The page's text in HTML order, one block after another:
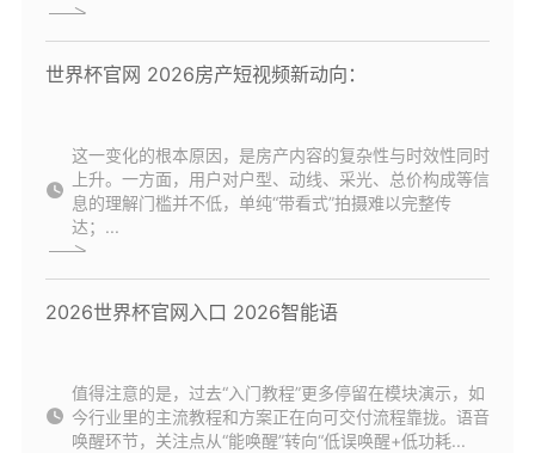
世界杯官网 2026房产短视频新动向：
这一变化的根本原因，是房产内容的复杂性与时效性同时
上升。一方面，用户对户型、动线、采光、总价构成等信
息的理解门槛并不低，单纯“带看式”拍摄难以完整传
达；...
2026世界杯官网入口 2026智能语
值得注意的是，过去“入门教程”更多停留在模块演示，如
今行业里的主流教程和方案正在向可交付流程靠拢。语音
唤醒环节，关注点从“能唤醒”转向“低误唤醒+低功耗...